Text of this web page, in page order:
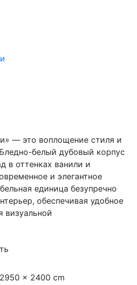
— это воплощение стиля и
белый дубовый корпус
в оттенках ванили и
и элегантное
единица безупречно
обеспечивая удобное
визуальной
2950 × 2400 cm